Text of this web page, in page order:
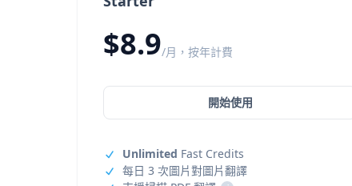
$8.9/月，按年計費
開始使用
Unlimited Fast Credits
每日 3 次圖片對圖片翻譯